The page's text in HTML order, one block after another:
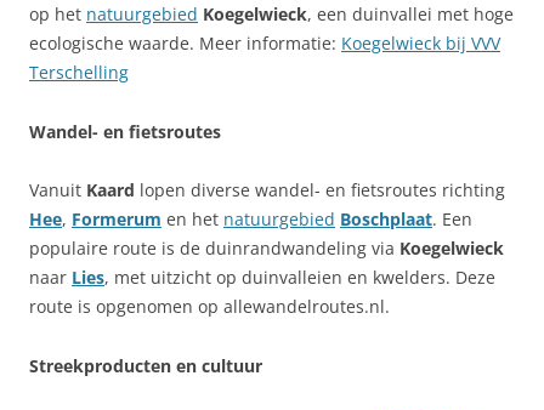
op het natuurgebied Koegelwieck, een duinvallei met hoge
ecologische waarde. Meer informatie: Koegelwieck bij VVV
Terschelling
Wandel- en fietsroutes
Vanuit Kaard lopen diverse wandel- en fietsroutes richting
Hee, Formerum en het natuurgebied Boschplaat. Een
populaire route is de duinrandwandeling via Koegelwieck
naar Lies, met uitzicht op duinvalleien en kwelders. Deze
route is opgenomen op allewandelroutes.nl.
Streekproducten en cultuur